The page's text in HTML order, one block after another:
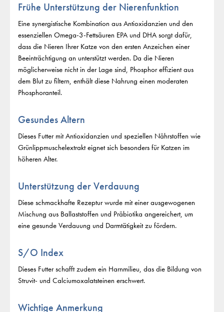
Frühe Unterstützung der Nierenfunktion
Eine synergistische Kombination aus Antioxidanzien und den
essenziellen Omega-3-Fettsäuren EPA und DHA sorgt dafür,
dass die Nieren Ihrer Katze von den ersten Anzeichen einer
Beeinträchtigung an unterstützt werden. Da die Nieren
möglicherweise nicht in der Lage sind, Phosphor effizient aus
dem Blut zu filtern, enthält diese Nahrung einen moderaten
Phosphoranteil.
Gesundes Altern
Dieses Futter mit Antioxidanzien und speziellen Nährstoffen wie
Grünlippmuschelextrakt eignet sich besonders für Katzen im
höheren Alter.
Unterstützung der Verdauung
Diese schmackhafte Rezeptur wurde mit einer ausgewogenen
Mischung aus Ballaststoffen und Präbiotika angereichert, um
eine gesunde Verdauung und Darmtätigkeit zu fördern.
S/O Index
Dieses Futter schafft zudem ein Harnmilieu, das die Bildung von
Struvit- und Calciumoxalatsteinen erschwert.
Wichtige Anmerkung